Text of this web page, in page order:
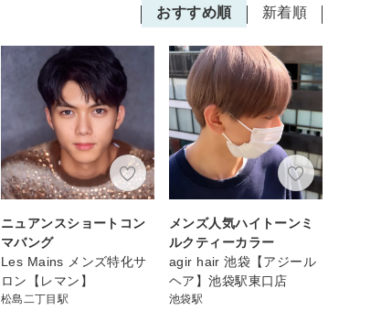
おすすめ順 新着順
ニュアンスショートコン
マバング
Les Mains メンズ特化サ
ロン【レマン】
松島二丁目駅
メンズ人気ハイトーンミ
ルクティーカラー
agir hair 池袋【アジール
ヘア】池袋駅東口店
池袋駅